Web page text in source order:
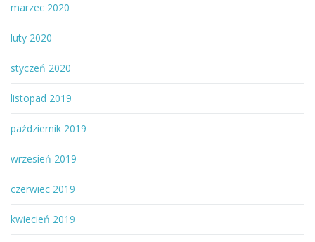
marzec 2020
luty 2020
styczeń 2020
listopad 2019
październik 2019
wrzesień 2019
czerwiec 2019
kwiecień 2019